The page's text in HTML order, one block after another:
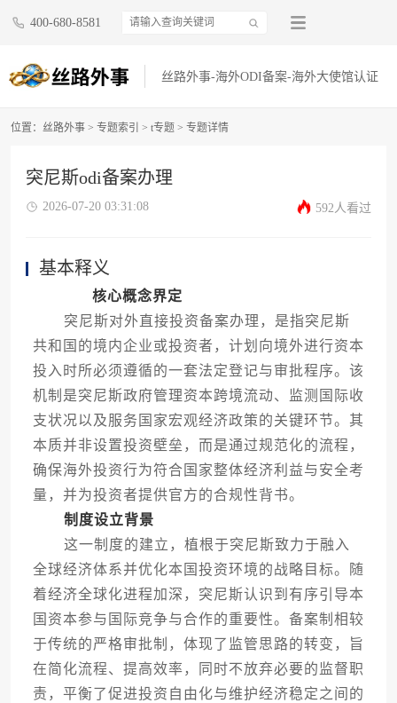
400-680-8581
丝路外事-海外ODI备案-海外大使馆认证
位置： 丝路外事 > 专题索引 > t专题 > 专题详情
突尼斯odi备案办理
2026-07-20 03:31:08 592人看过
基本释义
核心概念界定
突尼斯对外直接投资备案办理，是指突尼斯
共和国的境内企业或投资者，计划向境外进行资本
投入时所必须遵循的一套法定登记与审批程序。该
机制是突尼斯政府管理资本跨境流动、监测国际收
支状况以及服务国家宏观经济政策的关键环节。其
本质并非设置投资壁垒，而是通过规范化的流程，
确保海外投资行为符合国家整体经济利益与安全考
量，并为投资者提供官方的合规性背书。
制度设立背景
这一制度的建立，植根于突尼斯致力于融入
全球经济体系并优化本国投资环境的战略目标。随
着经济全球化进程加深，突尼斯认识到有序引导本
国资本参与国际竞争与合作的重要性。备案制相较
于传统的严格审批制，体现了监管思路的转变，旨
在简化流程、提高效率，同时不放弃必要的监督职
责，平衡了促进投资自由化与维护经济稳定之间的